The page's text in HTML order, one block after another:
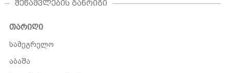
ᲨᲔᲬᲐᲛᲕᲚᲔᲑᲘᲡ ᲒᲐᲜᲠᲘᲒᲘ
თარიღი
სამეგრელო
აბაშა